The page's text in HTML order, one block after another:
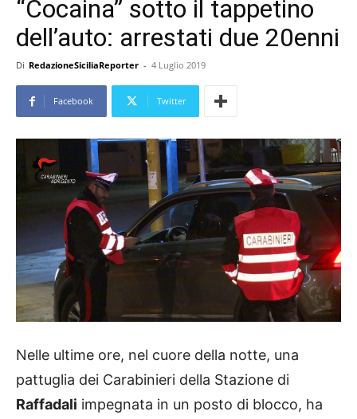
“Cocaina” sotto il tappetino
dell’auto: arrestati due 20enni
Di RedazioneSiciliaReporter - 4 Luglio 2019
Facebook Twitter
Nelle ultime ore, nel cuore della notte, una
pattuglia dei Carabinieri della Stazione di
Raffadali impegnata in un posto di blocco, ha